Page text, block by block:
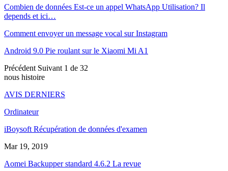
Combien de données Est-ce un appel WhatsApp Utilisation? Il
depends et ici…
Comment envoyer un message vocal sur Instagram
Android 9.0 Pie roulant sur le Xiaomi Mi A1
Précédent Suivant 1 de 32
nous histoire
AVIS DERNIERS
Ordinateur
iBoysoft Récupération de données d'examen
Mar 19, 2019
Aomei Backupper standard 4.6.2 La revue